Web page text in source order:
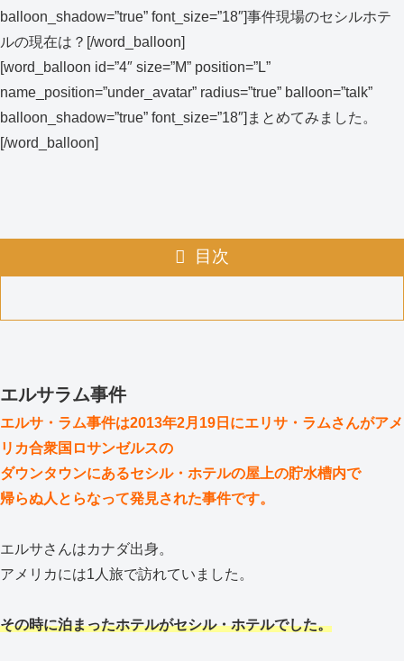
balloon_shadow=”true” font_size=”18″]事件現場のセシルホテ
ルの現在は？[/word_balloon]
[word_balloon id=”4″ size=”M” position=”L”
name_position=”under_avatar” radius=”true” balloon=”talk”
balloon_shadow=”true” font_size=”18″]まとめてみました。
[/word_balloon]
目次
エルサラム事件
エルサ・ラム事件は2013年2月19日にエリサ・ラムさんがアメ
リカ合衆国ロサンゼルスの
ダウンタウンにあるセシル・ホテルの屋上の貯水槽内で
帰らぬ人とらなって発見された事件です。
エルサさんはカナダ出身。
アメリカには1人旅で訪れていました。
その時に泊まったホテルがセシル・ホテルでした。